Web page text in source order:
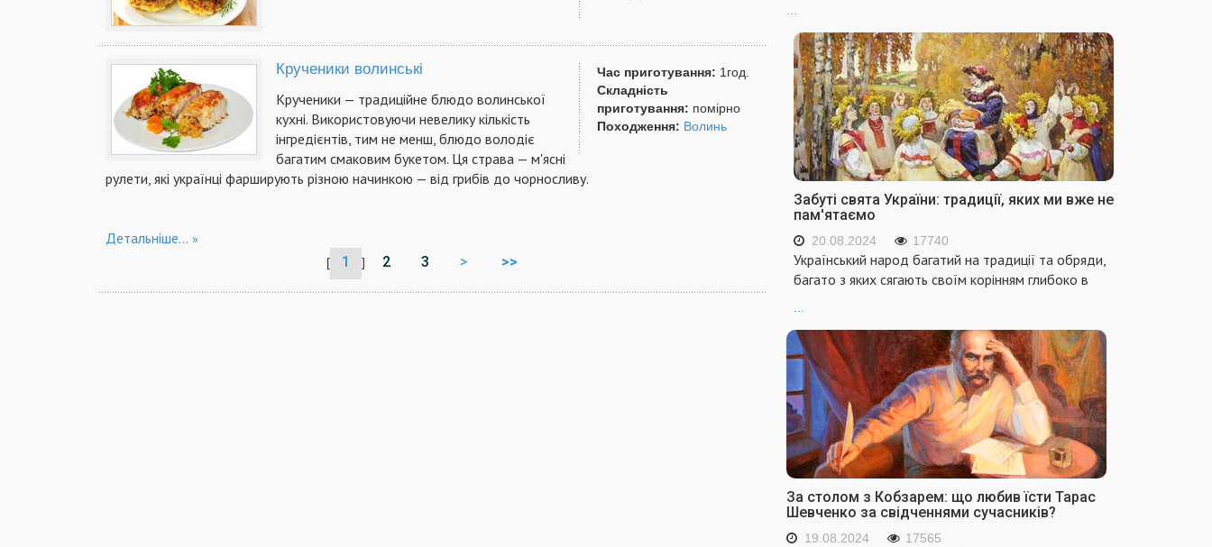
Час приготування: 1год.
Складність
приготування: помірно
Походження: Волинь
Крученики волинські
Крученики — традиційне блюдо волинської
кухні. Використовуючи невелику кількість
інгредієнтів, тим не менш, блюдо володіє
багатим смаковим букетом. Ця страва — м'ясні
рулети, які українці фарширують різною начинкою — від грибів до чорносливу.
Детальніше...
[ 1 ] 2 3 > >>
...
Забуті свята України: традиції, яких ми вже не
пам'ятаємо
20.08.2024 17740
Український народ багатий на традиції та обряди,
багато з яких сягають своїм корінням глибоко в
...
За столом з Кобзарем: що любив їсти Тарас
Шевченко за свідченнями сучасників?
19.08.2024 17565